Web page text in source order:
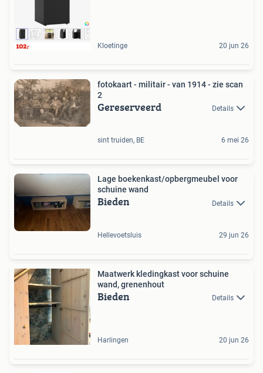
Kloetinge 20 jun 26
fotokaart - militair - van 1914 - zie scan
2
Gereserveerd Details
sint truiden, BE 6 mei 26
Lage boekenkast/opbergmeubel voor
schuine wand
Bieden Details
Hellevoetsluis 29 jun 26
Maatwerk kledingkast voor schuine
wand, grenenhout
Bieden Details
Harlingen 20 jun 26